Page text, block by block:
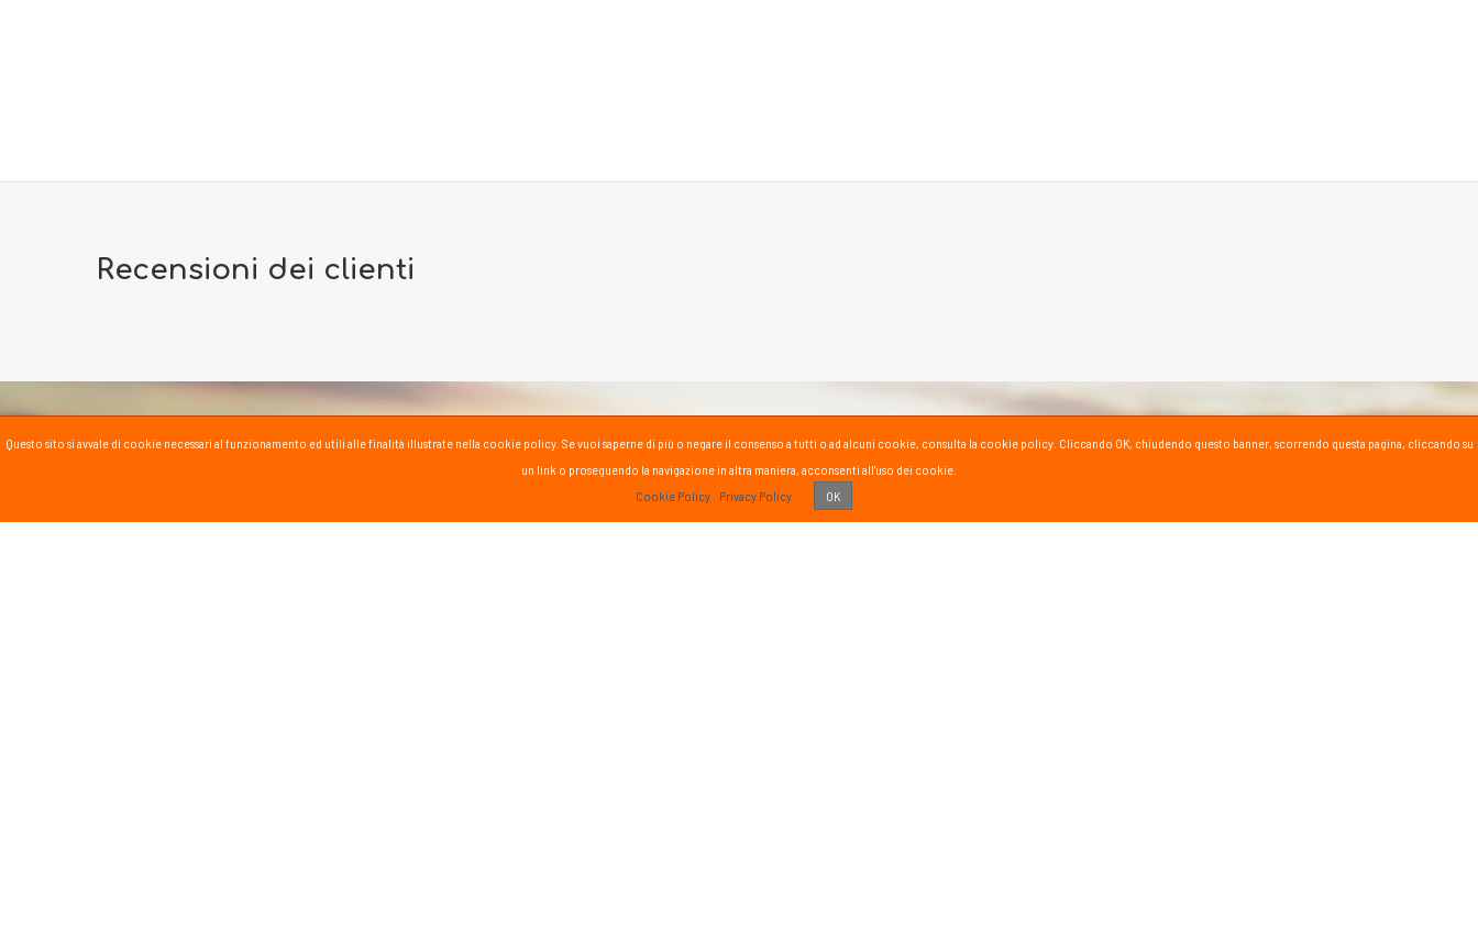
Recensioni dei clienti
PASSSPORT SU YOUTUBE
Questo sito si avvale di cookie necessari al funzionamento ed utili alle finalità illustrate nella cookie policy. Se vuoi saperne di più o negare il consenso a tutti o ad alcuni cookie, consulta la cookie policy. Cliccando OK, chiudendo questo banner, scorrendo questa pagina, cliccando su
un link o proseguendo la navigazione in altra maniera, acconsenti all'uso dei cookie.
Cookie Policy
Privacy Policy OK